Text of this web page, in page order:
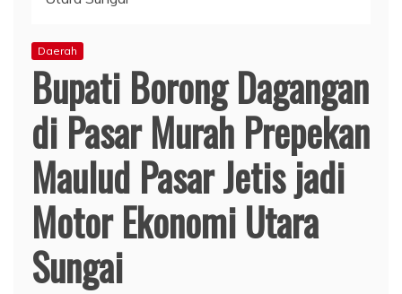
Daerah
Bupati Borong Dagangan
di Pasar Murah Prepekan
Maulud Pasar Jetis jadi
Motor Ekonomi Utara
Sungai